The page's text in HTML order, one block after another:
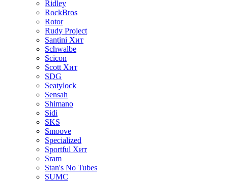
Ridley
RockBros
Rotor
Rudy Project
Santini Хит
Schwalbe
Scicon
Scott Хит
SDG
Seatylock
Sensah
Shimano
Sidi
SKS
Smoove
Specialized
Sportful Хит
Sram
Stan's No Tubes
SUMC